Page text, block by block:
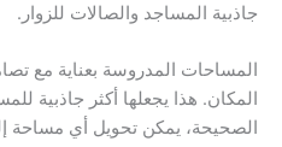
جاذبية المساجد والصالات للزوار.
المساحات المدروسة بعناية مع
المكان. هذا يجعلها أكثر جاذبية
الصحيحة، يمكن تحويل أي مساحة